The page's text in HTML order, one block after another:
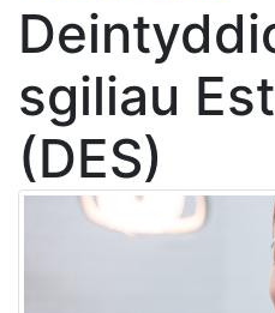
sgiliau
(DES)